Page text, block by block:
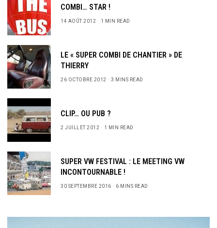
COMBI… STAR !
14 AOÛT 2012 1 MIN READ
LE « SUPER COMBI DE CHANTIER » DE
THIERRY
26 OCTOBRE 2012 3 MINS READ
CLIP… OU PUB ?
2 JUILLET 2012 1 MIN READ
SUPER VW FESTIVAL : LE MEETING VW
INCONTOURNABLE !
30 SEPTEMBRE 2016 6 MINS READ